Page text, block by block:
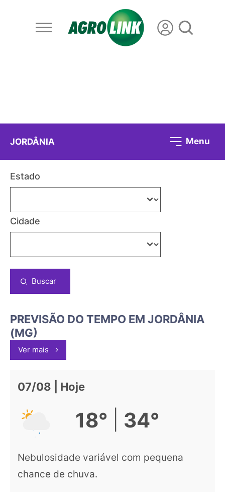
JORDÂNIA Menu
Estado
Cidade
Buscar
PREVISÃO DO TEMPO EM JORDÂNIA
(MG)
Ver mais
07/08 | Hoje
18° 34°
Nebulosidade variável com pequena
chance de chuva.